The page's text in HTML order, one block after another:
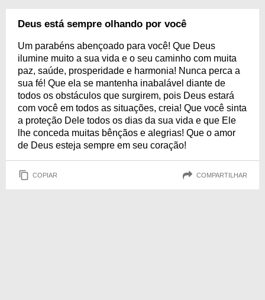
Deus está sempre olhando por você
Um parabéns abençoado para você! Que Deus
ilumine muito a sua vida e o seu caminho com muita
paz, saúde, prosperidade e harmonia! Nunca perca a
sua fé! Que ela se mantenha inabalável diante de
todos os obstáculos que surgirem, pois Deus estará
com você em todos as situações, creia! Que você sinta
a proteção Dele todos os dias da sua vida e que Ele
lhe conceda muitas bênçãos e alegrias! Que o amor
de Deus esteja sempre em seu coração!
COPIAR COMPARTILHAR